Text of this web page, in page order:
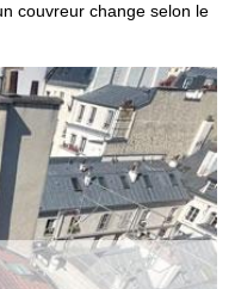
couvreur change selon le